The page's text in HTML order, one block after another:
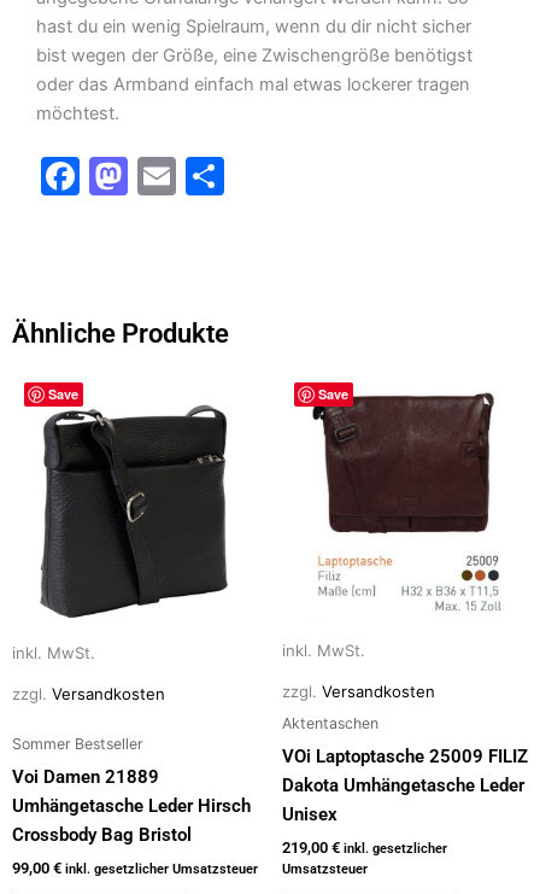
hast du ein wenig Spielraum, wenn du dir nicht sicher
bist wegen der Größe, eine Zwischengröße benötigst
oder das Armband einfach mal etwas lockerer tragen
möchtest.
F
b
o
k
M
d
n
E
Ähnliche Produkte
Save
inkl. MwSt.
zzgl. Versandkosten
Sommer Bestseller
Voi Damen 21889
Umhängetasche Leder Hirsch
Crossbody Bag Bristol
99,00 € inkl. gesetzlicher Umsatzsteuer
Dieses
Produkt
weist
mehrere
Varianten
Optionen
können
Produktseite
Save
inkl. MwSt.
zzgl. Versandkosten
Aktentaschen
VOi Laptoptasche 25009 FILIZ
Dakota Umhängetasche Leder
Unisex
219,00 € inkl. gesetzlicher
Umsatzsteuer
Dieses
Produkt
weist
mehrere
Varianten
Optionen
auf
Produktseite
gewählt
werden